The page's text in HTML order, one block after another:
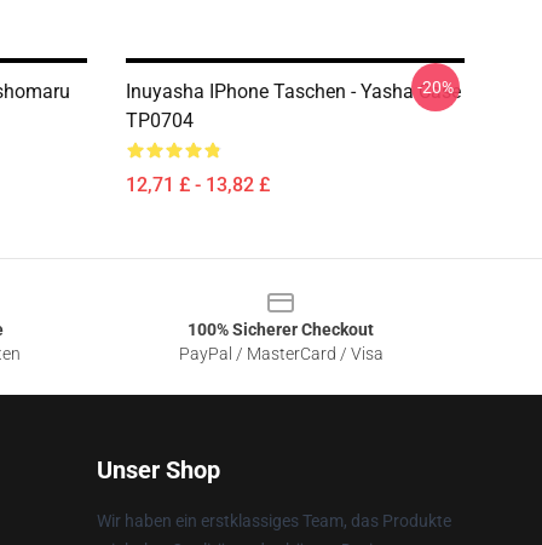
Inuyasha IPhone Taschen - Yasha Case
TP0704
12,71 £ - 13,82 £
-20%
100% Sicherer Checkout
PayPal / MasterCard / Visa
Unser Shop
Wir haben ein erstklassiges Team, das Produkte